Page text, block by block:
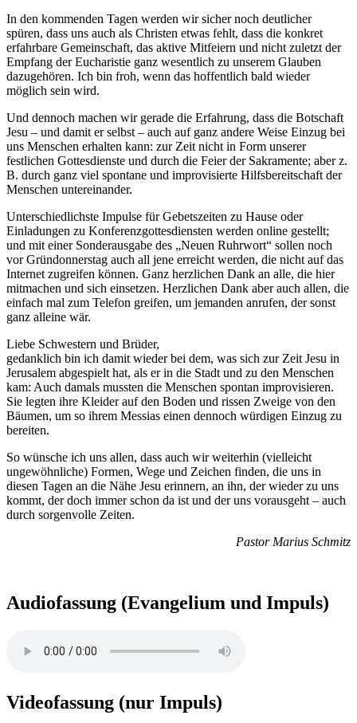
In den kommenden Tagen werden wir sicher noch deutlicher
spüren, dass uns auch als Christen etwas fehlt, dass die konkret
erfahrbare Gemeinschaft, das aktive Mitfeiern und nicht zuletzt der
Empfang der Eucharistie ganz wesentlich zu unserem Glauben
dazugehören. Ich bin froh, wenn das hoffentlich bald wieder
möglich sein wird.
Und dennoch machen wir gerade die Erfahrung, dass die Botschaft
Jesu – und damit er selbst – auch auf ganz andere Weise Einzug bei
uns Menschen erhalten kann: zur Zeit nicht in Form unserer
festlichen Gottesdienste und durch die Feier der Sakramente; aber z.
B. durch ganz viel spontane und improvisierte Hilfsbereitschaft der
Menschen untereinander.
Unterschiedlichste Impulse für Gebetszeiten zu Hause oder
Einladungen zu Konferenzgottesdiensten werden online gestellt;
und mit einer Sonderausgabe des „Neuen Ruhrwort“ sollen noch
vor Gründonnerstag auch all jene erreicht werden, die nicht auf das
Internet zugreifen können. Ganz herzlichen Dank an alle, die hier
mitmachen und sich einsetzen. Herzlichen Dank aber auch allen, die
einfach mal zum Telefon greifen, um jemanden anrufen, der sonst
ganz alleine wär.
Liebe Schwestern und Brüder,
gedanklich bin ich damit wieder bei dem, was sich zur Zeit Jesu in
Jerusalem abgespielt hat, als er in die Stadt und zu den Menschen
kam: Auch damals mussten die Menschen spontan improvisieren.
Sie legten ihre Kleider auf den Boden und rissen Zweige von den
Bäumen, um so ihrem Messias einen dennoch würdigen Einzug zu
bereiten.
So wünsche ich uns allen, dass auch wir weiterhin (vielleicht
ungewöhnliche) Formen, Wege und Zeichen finden, die uns in
diesen Tagen an die Nähe Jesu erinnern, an ihn, der wieder zu uns
kommt, der doch immer schon da ist und der uns vorausgeht – auch
durch sorgenvolle Zeiten.
Pastor Marius Schmitz
Audiofassung (Evangelium und Impuls)
Videofassung (nur Impuls)